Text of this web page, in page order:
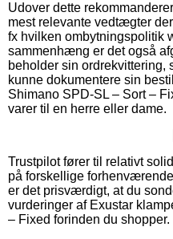
Udover dette
mest relevante vedtægter
fx hvilken ombytningspolitik
sammenhæng er det også
beholder sin ordrekvittering,
kunne dokumentere sin
Shimano SPD-SL – Sort –
varer til en herre eller dame.
Trustpilot fører til relativt
på forskellige
er det prisværdigt, at du
vurderinger af Exustar
– Fixed forinden du shopper.